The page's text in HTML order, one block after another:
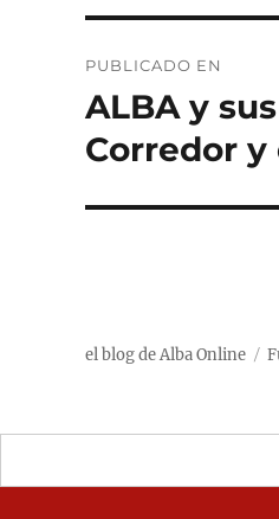
de
entradas
PUBLICADO EN
ALBA y
Corredor y
el blog de Alba Online